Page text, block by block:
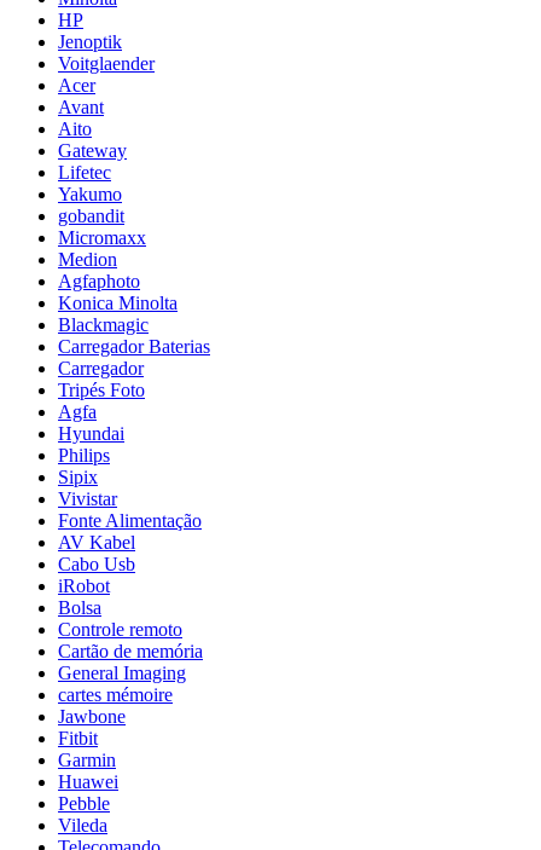
HP
Jenoptik
Voitglaender
Acer
Avant
Aito
Gateway
Lifetec
Yakumo
gobandit
Micromaxx
Medion
Agfaphoto
Konica Minolta
Blackmagic
Carregador Baterias
Carregador
Tripés Foto
Agfa
Hyundai
Philips
Sipix
Vivistar
Fonte Alimentação
AV Kabel
Cabo Usb
iRobot
Bolsa
Controle remoto
Cartão de memória
General Imaging
cartes mémoire
Jawbone
Fitbit
Garmin
Huawei
Pebble
Vileda